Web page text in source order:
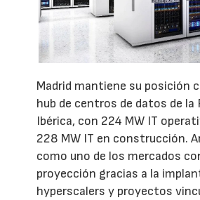
Madrid mantiene su posición
hub de centros de datos de la
Ibérica, con 224 MW IT
228 MW IT en construcción.
como uno de los mercados
proyección gracias a la
hyperscalers y proyectos